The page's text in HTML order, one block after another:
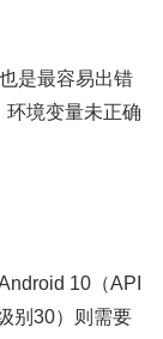
是最容易出错
环境变量未正确
10（API
别30）则需要